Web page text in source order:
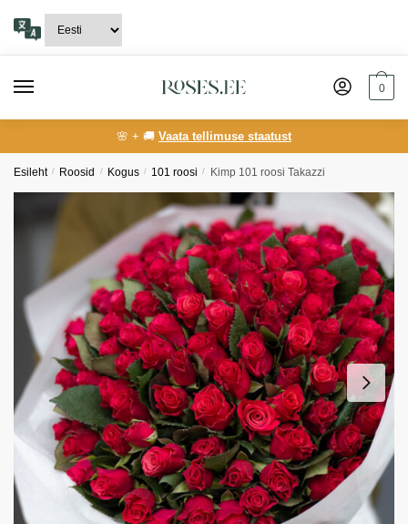
navigation
content
0
🌸 + 🚚 Vaata tellimuse staatust
Esileht / Roosid / Kogus / 101 roosi / Kimp 101 roosi Takazzi